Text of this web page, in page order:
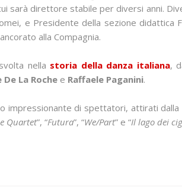
sarà direttore stabile per diversi anni.
e Presidente della sezione didattica
alla Compagnia.
nella storia della danza italiana,
De La Roche e Raffaele Paganini.
impressionante di spettatori, attirati dalla
Quartet”, “Futura”, “We/Part” e “Il lago dei